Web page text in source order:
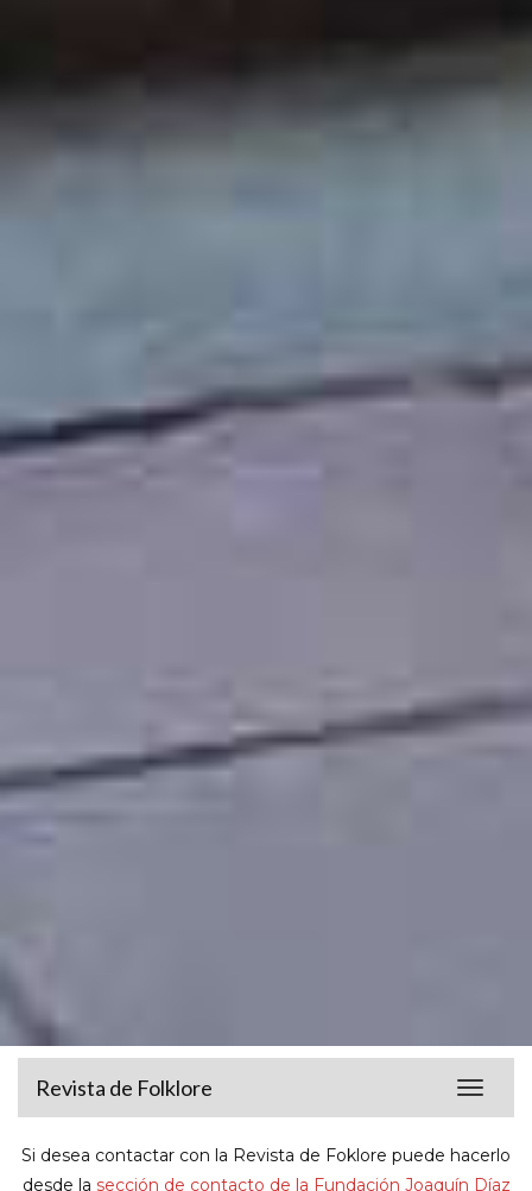
Toggle
Revista de Folklore
Si desea contactar con la Revista de Foklore puede hacerlo
desde la sección de contacto de la Fundación Joaquín Díaz